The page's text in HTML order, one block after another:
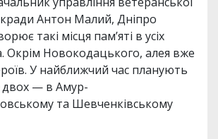
Антон Малий, Дніпро
такі місця пам’яті в усіх
Окрім Новокодацького, алея вже
У найближчий час планують
двох — в Амур-
та Шевченківському